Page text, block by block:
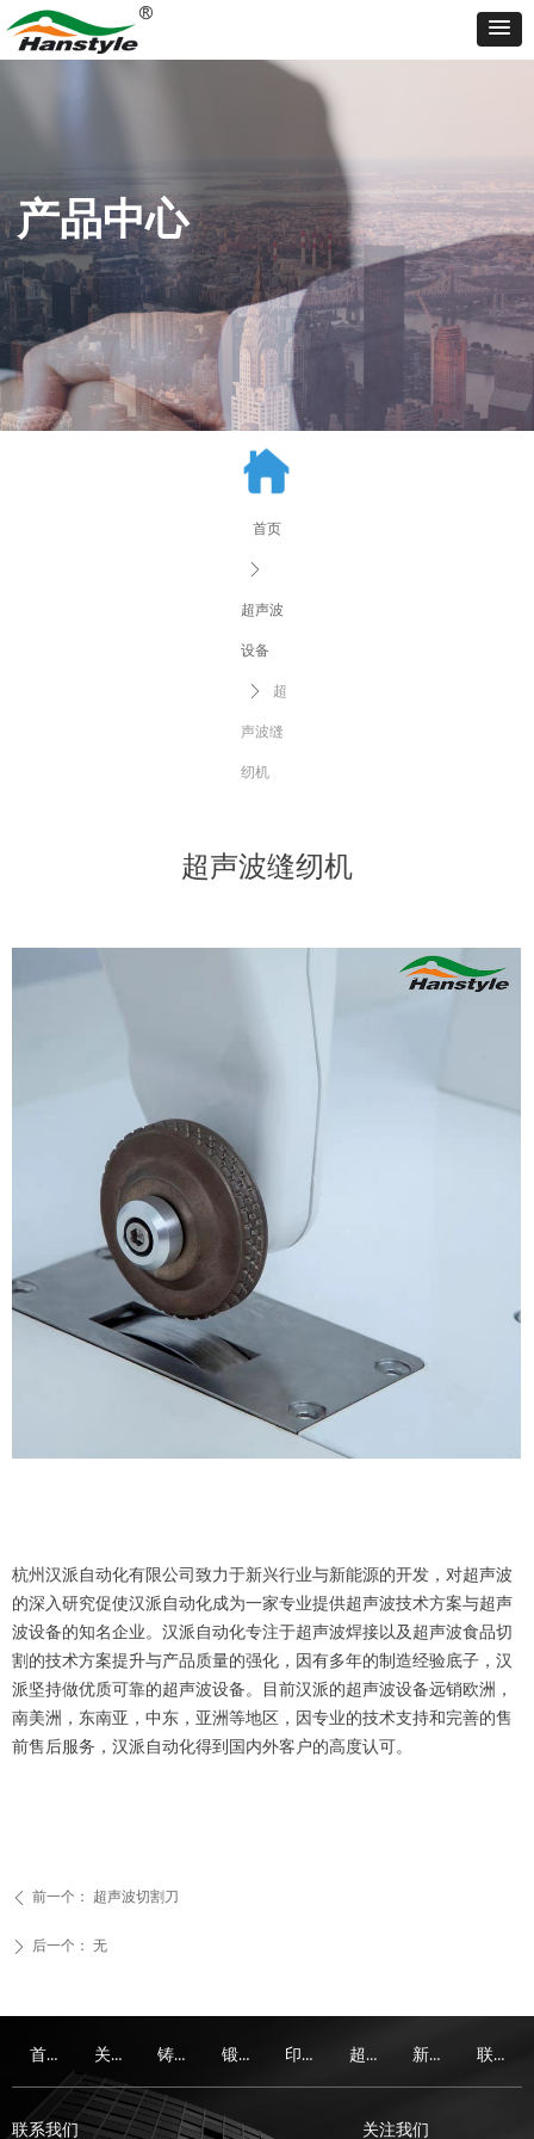
超声波缝纫机
ꄴ 前一个： 超声波切割刀
ꄲ 后一个： 无
杭州汉派自动化有限公司致力于新兴行业与新能源的开发，对超声波
的深入研究促使汉派自动化成为一家专业提供超声波技术方案与超声
波设备的知名企业。汉派自动化专注于超声波焊接以及超声波食品切
割的技术方案提升与产品质量的强化，因有多年的制造经验底子，汉
派坚持做优质可靠的超声波设备。目前汉派的超声波设备远销欧洲，
南美洲，东南亚，中东，亚洲等地区，因专业的技术支持和完善的售
前售后服务，汉派自动化得到国内外客户的高度认可。
产品中心
首页
ꄲ
超声波
设备
ꄲ 超
声波缝
纫机
首页
首页
关于我们
关于我们
铸造件
铸造件
锻造件
锻造件
印后设备 超声波设备
超声波设备
新闻资讯 联系我们
联系我们 关注我们